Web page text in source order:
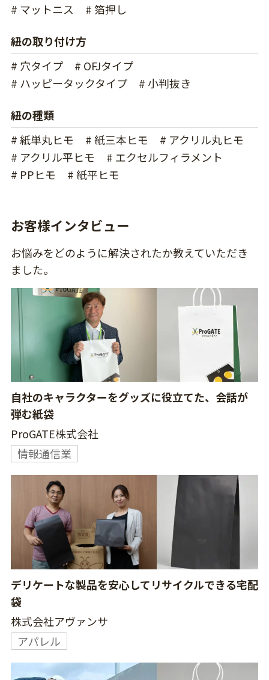
# マットニス
# 箔押し
紐の取り付け方
# 穴タイプ
# OFJタイプ
# ハッピータックタイプ
# 小判抜き
紐の種類
# 紙単丸ヒモ
# 紙三本ヒモ
# アクリル丸ヒモ
# アクリル平ヒモ
# エクセルフィラメント
# PPヒモ
# 紙平ヒモ
お客様インタビュー
お悩みをどのように解決されたか教えていただき
ました。
自社のキャラクターをグッズに役立てた、会話が
弾む紙袋
ProGATE株式会社
情報通信業
デリケートな製品を安心してリサイクルできる宅配
袋
株式会社アヴァンサ
アパレル